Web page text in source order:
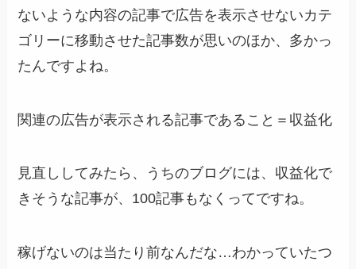
ないような内容の記事で広告を表示させないカテ
ゴリーに移動させた記事数が思いのほか、多かっ
たんですよね。
関連の広告が表示される記事であること＝収益化
見直ししてみたら、うちのブログには、収益化で
きそうな記事が、100記事もなくってですね。
稼げないのは当たり前なんだな…わかっていたつ